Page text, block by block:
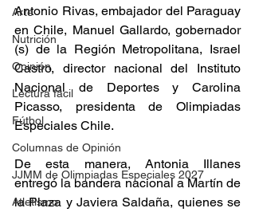
Arte
Nutrición
Opinión
Lectura fácil
Fútbol
Columnas de Opinión
JJMM de Olimpiadas Especiales 2027
Atletismo
Antonio Rivas, embajador del Paraguay
en Chile, Manuel Gallardo, gobernador
(s) de la Región Metropolitana, Israel
Castro, director nacional del Instituto
Nacional de Deportes y Carolina
Picasso, presidenta de Olimpiadas
Especiales Chile.
De esta manera, Antonia Illanes
entregó la bandera nacional a Martín de
la Plaza y Javiera Saldaña, quienes se